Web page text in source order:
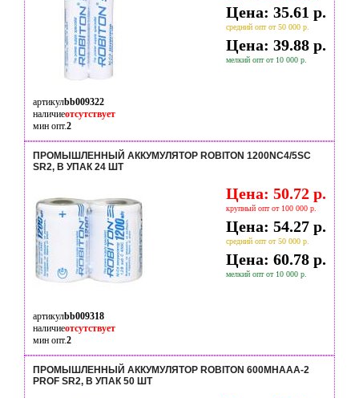
Цена: 35.61 р.
средний опт от 50 000 р.
Цена: 39.88 р.
мелкий опт от 10 000 р.
артикулbb009322
наличиеотсутствует
мин опт.2
ПРОМЫШЛЕННЫЙ АККУМУЛЯТОР ROBITON 1200NC4/5SC
SR2, В УПАК 24 ШТ
Цена: 50.72 р.
крупный опт от 100 000 р.
Цена: 54.27 р.
средний опт от 50 000 р.
Цена: 60.78 р.
мелкий опт от 10 000 р.
артикулbb009318
наличиеотсутствует
мин опт.2
ПРОМЫШЛЕННЫЙ АККУМУЛЯТОР ROBITON 600MHAAA-2
PROF SR2, В УПАК 50 ШТ